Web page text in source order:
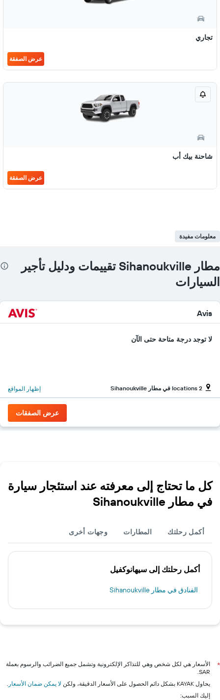
تجاري
عرض الصفقة
شاحنة بيك أب
عرض الصفقة
معلومات مفيدة
مطار Sihanoukville تقييمات ودليل تأجير
السيارات
Avis
لا توجد درجة متاحة حتى الآن
2 locations في مطار Sihanoukville إظهار المواقع
عرض الصفقات
كل ما تحتاج إلى معرفته عند استئجار سيارة
في مطار Sihanoukville
أكمل رحلتك المطارات وجهات أخرى
أكمل رحلتك إلى سيهانوكفيل
الفنادق في مطار Sihanoukville
*
الأسعار هي لكل شخص وهي للتذاكر الإلكترونية وتشمل جميع الضرائب والرسوم بعملة
SAR.
يحاول KAYAK بشكل دائم الحصول على الأسعار الدقيقة، ولكن
لا يمكن ضمان الأسعار .
إليك السبب: